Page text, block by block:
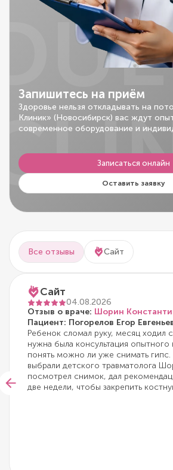
Запишитесь на приём
Здоровье нельзя откладывать на
Клиник» (Новосибирск) вас ждут
современное оборудование и
Записаться онлайн
Оставить заявку
Все отзывы Сайт
Сайт
04.08.2026
Отзыв о враче: Шорин
Пациент: Погорелов Егор
Ребенок сломал руку, месяц ходил
нужна была консультация опытного
понять можно ли уже снимать
выбрали детского травматолога
посмотрел снимок, дал
две недели, чтобы закрепить